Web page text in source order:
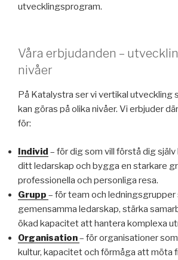
utvecklingsprogram.
Våra erbjudanden –
nivåer
På Katalystra ser vi vertikal utveckling
kan göras på olika nivåer. Vi erbjuder
för:
Individ – för dig som vill förstå dig
ditt ledarskap och bygga en starkare
professionella och personliga resa.
Grupp – för team och ledningsgrupper
gemensamma ledarskap, stärka
ökad kapacitet att hantera komplexa
Organisation– för organisationer
kultur, kapacitet och förmåga att möta